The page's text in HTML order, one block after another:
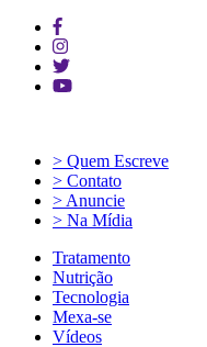
> Quem Escreve
> Contato
> Anuncie
> Na Mídia
Tratamento
Nutrição
Tecnologia
Mexa-se
Vídeos